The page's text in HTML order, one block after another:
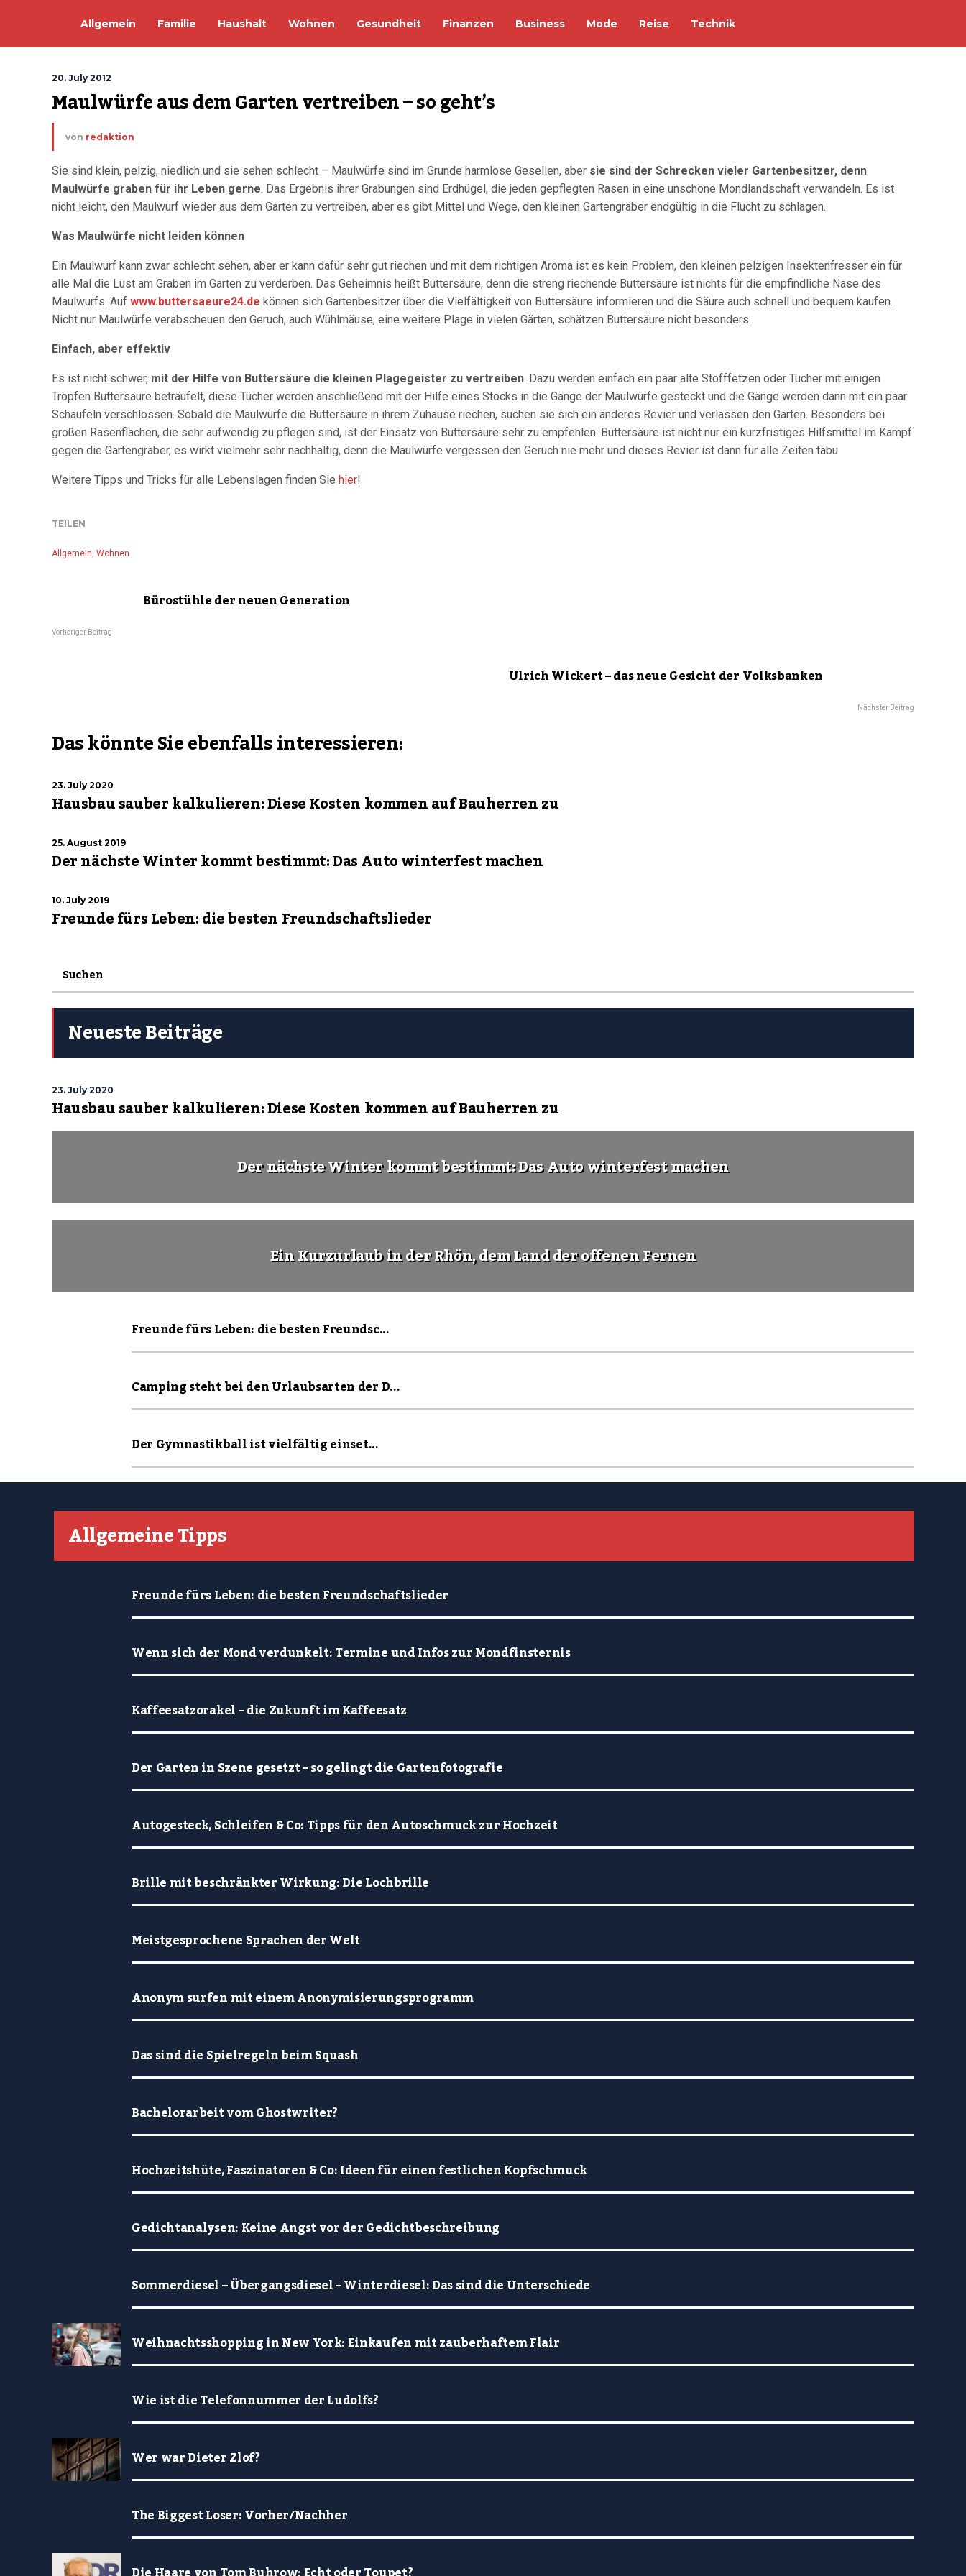
Allgemein Familie Haushalt Wohnen Gesundheit Finanzen Business Mode Reise Technik
20. July 2012
Maulwürfe aus dem Garten vertreiben – so geht’s
von redaktion
Sie sind klein, pelzig, niedlich und sie sehen schlecht – Maulwürfe sind im Grunde harmlose Gesellen, aber sie sind der Schrecken vieler Gartenbesitzer, denn
Maulwürfe graben für ihr Leben gerne. Das Ergebnis ihrer Grabungen sind Erdhügel, die jeden gepflegten Rasen in eine unschöne Mondlandschaft verwandeln. Es ist
nicht leicht, den Maulwurf wieder aus dem Garten zu vertreiben, aber es gibt Mittel und Wege, den kleinen Gartengräber endgültig in die Flucht zu schlagen.
Was Maulwürfe nicht leiden können
Ein Maulwurf kann zwar schlecht sehen, aber er kann dafür sehr gut riechen und mit dem richtigen Aroma ist es kein Problem, den kleinen pelzigen Insektenfresser ein für
alle Mal die Lust am Graben im Garten zu verderben. Das Geheimnis heißt Buttersäure, denn die streng riechende Buttersäure ist nichts für die empfindliche Nase des
Maulwurfs. Auf www.buttersaeure24.de können sich Gartenbesitzer über die Vielfältigkeit von Buttersäure informieren und die Säure auch schnell und bequem kaufen.
Nicht nur Maulwürfe verabscheuen den Geruch, auch Wühlmäuse, eine weitere Plage in vielen Gärten, schätzen Buttersäure nicht besonders.
Einfach, aber effektiv
Es ist nicht schwer, mit der Hilfe von Buttersäure die kleinen Plagegeister zu vertreiben. Dazu werden einfach ein paar alte Stofffetzen oder Tücher mit einigen
Tropfen Buttersäure beträufelt, diese Tücher werden anschließend mit der Hilfe eines Stocks in die Gänge der Maulwürfe gesteckt und die Gänge werden dann mit ein paar
Schaufeln verschlossen. Sobald die Maulwürfe die Buttersäure in ihrem Zuhause riechen, suchen sie sich ein anderes Revier und verlassen den Garten. Besonders bei
großen Rasenflächen, die sehr aufwendig zu pflegen sind, ist der Einsatz von Buttersäure sehr zu empfehlen. Buttersäure ist nicht nur ein kurzfristiges Hilfsmittel im Kampf
gegen die Gartengräber, es wirkt vielmehr sehr nachhaltig, denn die Maulwürfe vergessen den Geruch nie mehr und dieses Revier ist dann für alle Zeiten tabu.
Weitere Tipps und Tricks für alle Lebenslagen finden Sie hier!
TEILEN
Allgemein, Wohnen
Bürostühle der neuen Generation
Vorheriger Beitrag
Ulrich Wickert – das neue Gesicht der Volksbanken
Nächster Beitrag
Das könnte Sie ebenfalls interessieren:
23. July 2020
Hausbau sauber kalkulieren: Diese Kosten kommen auf Bauherren zu
25. August 2019
Der nächste Winter kommt bestimmt: Das Auto winterfest machen
10. July 2019
Freunde fürs Leben: die besten Freundschaftslieder
Neueste Beiträge
23. July 2020
Hausbau sauber kalkulieren: Diese Kosten kommen auf Bauherren zu
Der nächste Winter kommt bestimmt: Das Auto winterfest machen
Ein Kurzurlaub in der Rhön, dem Land der offenen Fernen
Freunde fürs Leben: die besten Freundsc...
Camping steht bei den Urlaubsarten der D...
Der Gymnastikball ist vielfältig einset...
Allgemeine Tipps
Freunde fürs Leben: die besten Freundschaftslieder
Wenn sich der Mond verdunkelt: Termine und Infos zur Mondfinsternis
Kaffeesatzorakel – die Zukunft im Kaffeesatz
Der Garten in Szene gesetzt – so gelingt die Gartenfotografie
Autogesteck, Schleifen & Co: Tipps für den Autoschmuck zur Hochzeit
Brille mit beschränkter Wirkung: Die Lochbrille
Meistgesprochene Sprachen der Welt
Anonym surfen mit einem Anonymisierungsprogramm
Das sind die Spielregeln beim Squash
Bachelorarbeit vom Ghostwriter?
Hochzeitshüte, Faszinatoren & Co: Ideen für einen festlichen Kopfschmuck
Gedichtanalysen: Keine Angst vor der Gedichtbeschreibung
Sommerdiesel – Übergangsdiesel – Winterdiesel: Das sind die Unterschiede
Weihnachtsshopping in New York: Einkaufen mit zauberhaftem Flair
Wie ist die Telefonnummer der Ludolfs?
Wer war Dieter Zlof?
The Biggest Loser: Vorher/Nachher